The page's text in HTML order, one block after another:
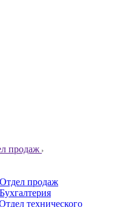
продаж
Отдел продаж
Бухгалтерия
технического